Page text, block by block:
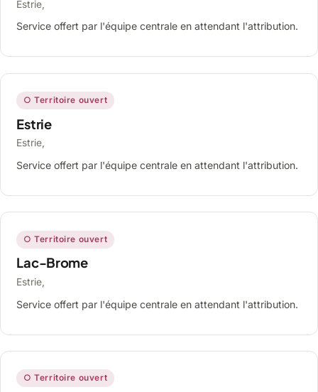
Estrie,
Service offert par l'équipe centrale en attendant l'attribution.
○ Territoire ouvert
Estrie
Estrie,
Service offert par l'équipe centrale en attendant l'attribution.
○ Territoire ouvert
Lac-Brome
Estrie,
Service offert par l'équipe centrale en attendant l'attribution.
○ Territoire ouvert